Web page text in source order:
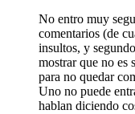
No entro muy
comentarios (de
insultos, y
mostrar que no es
para no quedar
Uno no puede
hablan diciendo